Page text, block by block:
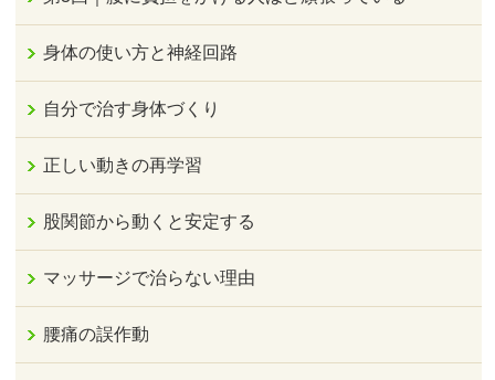
身体の使い方と神経回路
自分で治す身体づくり
正しい動きの再学習
股関節から動くと安定する
マッサージで治らない理由
腰痛の誤作動